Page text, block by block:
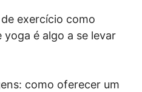
exercício como
é algo a se levar
como oferecer um